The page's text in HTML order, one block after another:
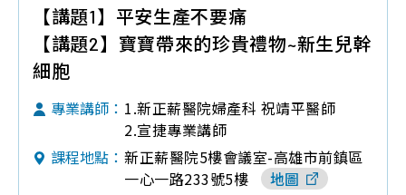
【講題1】平安生產不要痛
【講題2】寶寶帶來的珍貴禮物~新生兒幹
細胞
專業講師： 1.新正薪醫院婦產科 祝靖平醫師
2.宣捷專業講師
課程地點： 新正薪醫院5樓會議室-高雄市前鎮區
一心一路233號5樓
地圖